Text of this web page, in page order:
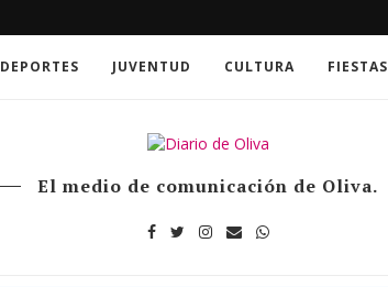
DEPORTES JUVENTUD CULTURA FIESTAS
El medio de comunicación de Oliva.